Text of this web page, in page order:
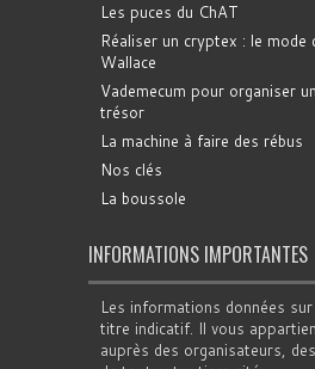
Les puces du ChAT
Réaliser un cryptex : le mode
Wallace
Vademecum pour organiser
trésor
La machine à faire des rébus
Nos clés
La boussole
INFORMATIONS IMPORTANTES
Les informations données
titre indicatif. Il vous
auprès des organisateurs,